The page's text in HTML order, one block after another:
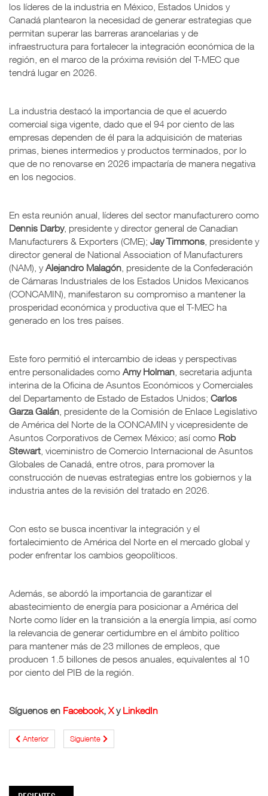
los líderes de la industria en México, Estados Unidos y
Canadá plantearon la necesidad de generar estrategias que
permitan superar las barreras arancelarias y de
infraestructura para fortalecer la integración económica de la
región, en el marco de la próxima revisión del T-MEC que
tendrá lugar en 2026.
La industria destacó la importancia de que el acuerdo
comercial siga vigente, dado que el 94 por ciento de las
empresas dependen de él para la adquisición de materias
primas, bienes intermedios y productos terminados, por lo
que de no renovarse en 2026 impactaría de manera negativa
en los negocios.
En esta reunión anual, líderes del sector manufacturero como
Dennis Darby, presidente y director general de Canadian
Manufacturers & Exporters (CME); Jay Timmons , presidente y
director general de National Association of Manufacturers
(NAM), yAlejandro Malagón , presidente de la Confederación
de Cámaras Industriales de los Estados Unidos Mexicanos
(CONCAMIN), manifestaron su compromiso a mantener la
prosperidad económica y productiva que el T-MEC ha
generado en los tres países.
Este foro permitió el intercambio de ideas y perspectivas
entre personalidades como Amy Holman , secretaria adjunta
interina de la Oficina de Asuntos Económicos y Comerciales
del Departamento de Estado de Estados Unidos; Carlos
Garza Galán , presidente de la Comisión de Enlace Legislativo
de América del Norte de la CONCAMIN y vicepresidente de
Asuntos Corporativos de Cemex México; así como Rob
Stewart , viceministro de Comercio Internacional de Asuntos
Globales de Canadá, entre otros, para promover la
construcción de nuevas estrategias entre los gobiernos y la
industria antes de la revisión del tratado en 2026.
Con esto se busca incentivar la integración y el
fortalecimiento de América del Norte en el mercado global y
poder enfrentar los cambios geopolíticos.
Además, se abordó la importancia de garantizar el
abastecimiento de energía para posicionar a América del
Norte como líder en la transición a la energía limpia, así como
la relevancia de generar certidumbre en el ámbito político
para mantener más de 23 millones de empleos, que
producen 1.5 billones de pesos anuales, equivalentes al 10
por ciento del PIB de la región.
Síguenos en Facebook, Xy LinkedIn
Anterior Siguiente